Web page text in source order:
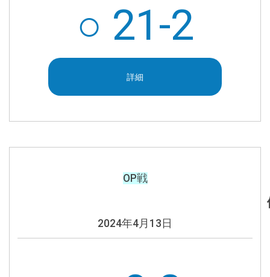
○ 21-2
詳細
OP戦
2024年4月13日